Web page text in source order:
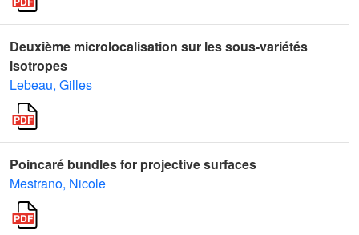
Deuxième microlocalisation sur les sous-variétés
isotropes
Lebeau, Gilles
Poincaré bundles for projective surfaces
Mestrano, Nicole